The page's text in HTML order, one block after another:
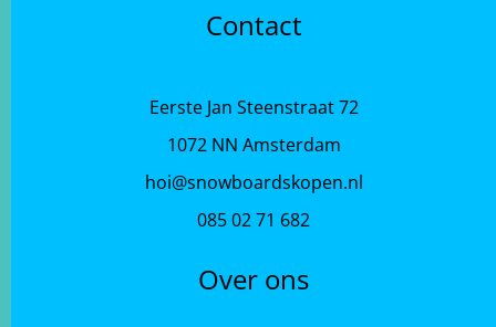
Contact
Eerste Jan Steenstraat 72
1072 NN Amsterdam
hoi@snowboardskopen.nl
085 02 71 682
Over ons